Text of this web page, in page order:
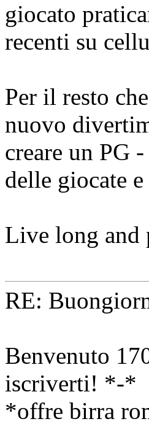
giocato
recenti su
Per il resto
nuovo
creare un PG
delle giocate
Live long and
RE:
Benvenuto
iscriverti! *-*
*offre birra